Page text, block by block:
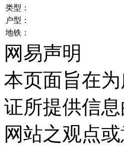
类型：
户型：
地铁：
网易声明
本页面旨在
证所提供信
网站之观点